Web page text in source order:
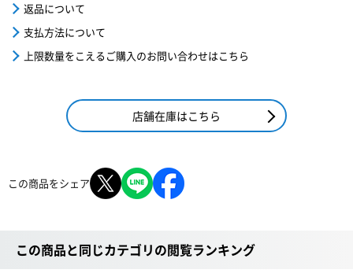
返品について
支払方法について
上限数量をこえるご購入のお問い合わせはこちら
店舗在庫はこちら
この商品をシェア
この商品と同じカテゴリの閲覧ランキング